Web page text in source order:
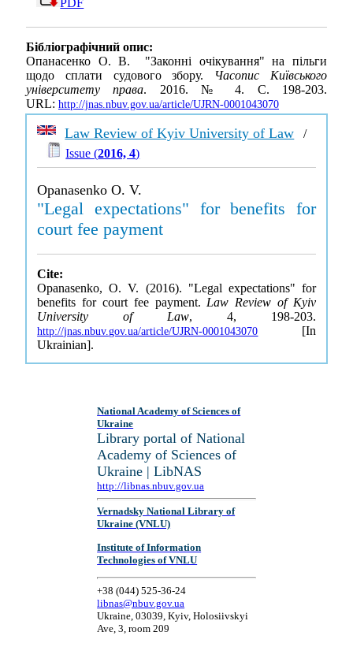
PDF
Бібліографічний опис:
Опанасенко О. В. "Законні очікування" на пільги
щодо сплати судового збору. Часопис Київського
університету права. 2016. № 4. С. 198-203.
URL: http://jnas.nbuv.gov.ua/article/UJRN-0001043070
Law Review of Kyiv University of Law /
Issue (2016, 4)
Opanasenko O. V.
"Legal expectations" for benefits for
court fee payment
Cite:
Opanasenko, O. V. (2016). "Legal expectations" for
benefits for court fee payment. Law Review of Kyiv
University of Law, 4, 198-203.
http://jnas.nbuv.gov.ua/article/UJRN-0001043070 [In
Ukrainian].
National Academy of Sciences of
Ukraine
Library portal of National
Academy of Sciences of
Ukraine | LibNAS
http://libnas.nbuv.gov.ua
Vernadsky National Library of
Ukraine (VNLU)
Institute of Information
Technologies of VNLU
+38 (044) 525-36-24
libnas@nbuv.gov.ua
Ukraine, 03039, Kyiv, Holosiivskyi
Ave, 3, room 209